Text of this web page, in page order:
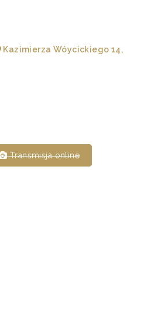
Kazimierza Wóycickiego 14,
Transmisja online